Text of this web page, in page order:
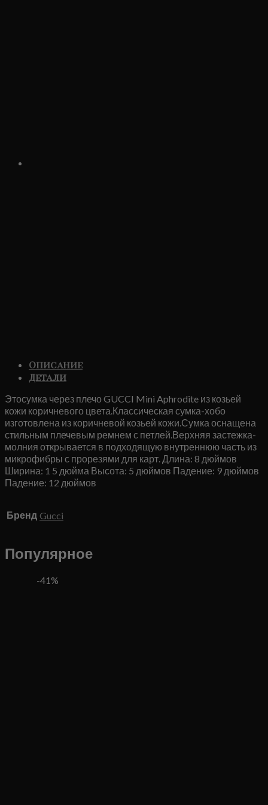
Описание
Детали
Этосумка через плечо GUCCI Mini Aphrodite из козьей
кожи коричневого цвета.Классическая сумка-хобо
изготовлена ​​из коричневой козьей кожи.Сумка оснащена
стильным плечевым ремнем с петлей.Верхняя застежка-
молния открывается в подходящую внутреннюю часть из
микрофибры с прорезями для карт. Длина: 8 дюймов
Ширина: 1 5 дюйма Высота: 5 дюймов Падение: 9 дюймов
Падение: 12 дюймов
Бренд Gucci
Популярное
-41%